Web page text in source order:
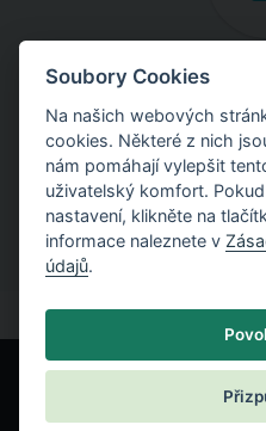
Stáhněte si manuály s
použití
Soubory Cookies
Na našich webových
cookies. Některé z nich
nám pomáhají vylepšit
uživatelský komfort.
nastavení, klikněte na
informace naleznete v
údajů.